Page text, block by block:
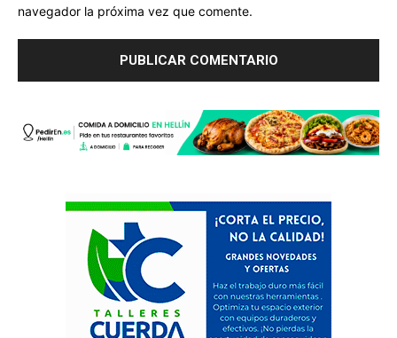
navegador la próxima vez que comente.